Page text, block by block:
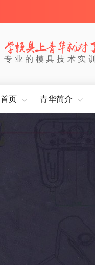
专业的模具技术实训
首页 青华简介